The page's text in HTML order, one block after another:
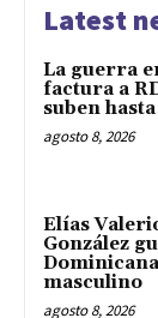
Latest
La guerra
factura a
suben
agosto 8, 2026
Elías
González
masculino
agosto 8, 2026